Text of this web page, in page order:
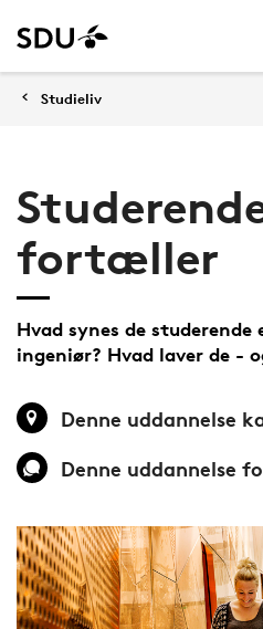
Studieliv
fortæller
Hvad synes de
ingeniør? Hvad laver de -
Denne uddannelse
Denne uddannelse